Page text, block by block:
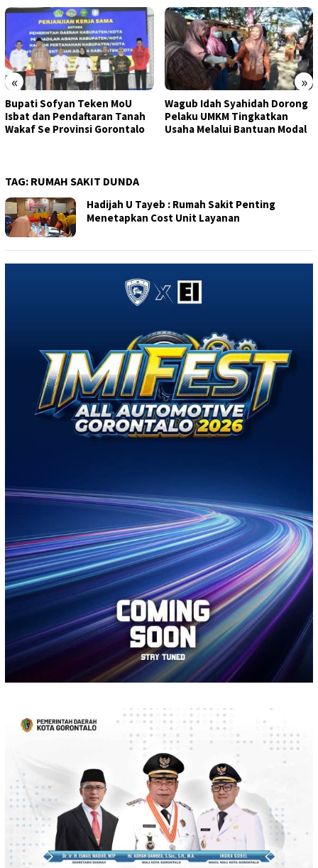
« »
Bupati Sofyan Teken MoU
Isbat dan Pendaftaran Tanah
Wakaf Se Provinsi Gorontalo
Wagub Idah Syahidah Dorong
Pelaku UMKM Tingkatkan
Usaha Melalui Bantuan Modal
TAG: RUMAH SAKIT DUNDA
Hadijah U Tayeb : Rumah Sakit Penting
Menetapkan Cost Unit Layanan